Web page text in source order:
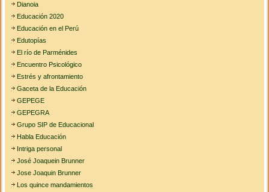
Dianoia
Educación 2020
Educación en el Perú
Edutopías
El río de Parménides
Encuentro Psicológico
Estrés y afrontamiento
Gaceta de la Educación
GEPEGE
GEPEGRA
Grupo SIP de Educacional
Habla Educación
Intriga personal
José Joaquein Brunner
Jose Joaquin Brunner
Los quince mandamientos